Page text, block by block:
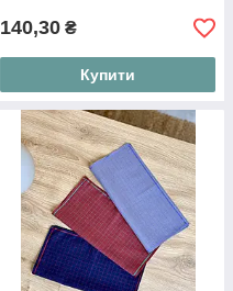
140,30 ₴
Купити